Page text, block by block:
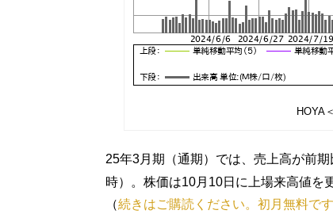
HOYA
25年3月期（通期）では、売上高が前
時）。株価は10月10日に上場来高値を
（続きはご購読ください。初月無料です